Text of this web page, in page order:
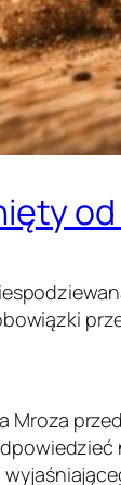
od
Mroza